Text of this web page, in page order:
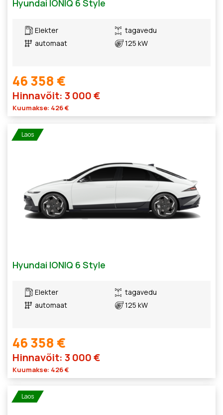
Hyundai IONIQ 6 Style
Elekter
automaat
tagavedu
125 kW
46 358 €
Hinnavõit: 3 000 €
Kuumakse: 426 €
Laos
Hyundai IONIQ 6 Style
Elekter
automaat
tagavedu
125 kW
46 358 €
Hinnavõit: 3 000 €
Kuumakse: 426 €
Laos